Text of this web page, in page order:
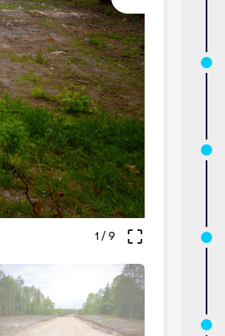
crop_free
1/ 9